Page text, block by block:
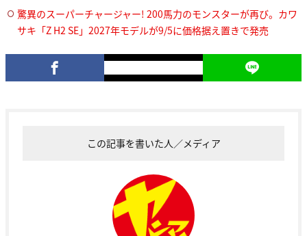
驚異のスーパーチャージャー! 200馬力のモンスターが再び。カワ
サキ「Z H2 SE」2027年モデルが9/5に価格据え置きで発売
この記事を書いた人／メディア